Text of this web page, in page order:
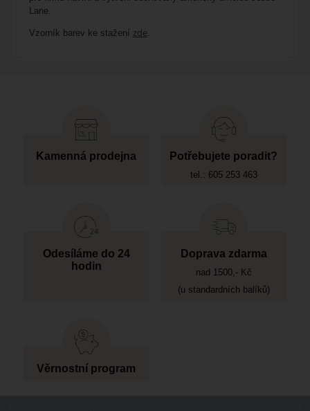
Lane.
Vzorník barev ke stažení zde.
Kamenná prodejna Potřebujete poradit?
tel.: 605 253 463
Odesíláme do 24
hodin
Doprava zdarma
nad 1500,- Kč
(u standardních balíků)
Věrnostní program